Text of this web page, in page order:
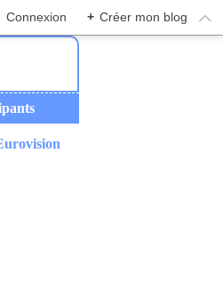
Connexion + Créer mon blog